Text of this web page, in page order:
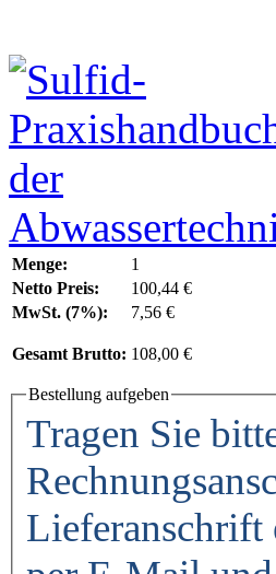
Menge:
1
Netto Preis:
100,44 €
MwSt. (7%):
7,56 €
Gesamt Brutto: 108,00 €
Bestellung aufgeben
Tragen Sie
Lieferanschrift